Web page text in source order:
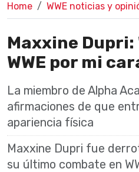
Home WWE noticias y
Maxxine Dupri:
WWE por mi
La miembro de Alpha
afirmaciones de que
apariencia física
Maxxine Dupri fue
su último combate en